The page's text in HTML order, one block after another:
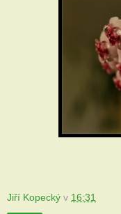
Jiří Kopecký v 16:31